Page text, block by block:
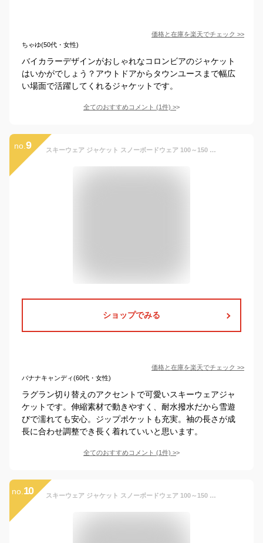
価格と在庫を楽天でチェック >>
ちゃゆ(50代・女性)
バイカラーデザインがおしゃれなコロンビアのジャケット
はいかがでしょう？アウトドアからタウンユースまで幅広
い場面で活躍してくれるジャケットです。
全てのおすすめコメント (1件) >
no. 9 スキーウェア ジャケット スノーボードウェア 100～150 キッズ スノーボード ボードウェア スノボウェア ジュニア スノボ スノボー ウェア ウエア スノーウェア 激安 子供用 メンズ レディース PPJJ-1201
ショップでみる
価格と在庫を楽天でチェック >>
バナナキャンディ(60代・女性)
ラグラン切り替えのアクセントで可愛いスキーウェアジャ
ケットです。伸縮素材で動きやすく、耐水撥水だから雪遊
びで濡れても安心。ジップポケットも充実。袖の長さが成
長に合わせ調整でき長く着れていいと思います。
全てのおすすめコメント (1件) >
no. 10 スキーウェア ジャケット スノーボードウェア 100～150 キッズ スノーボード ボードウェア スノボウェア ジュニア スノボ スノボー ウェア ウエア スノーウェア 激安 子供用 メンズ レディース PPJJ-1221NW